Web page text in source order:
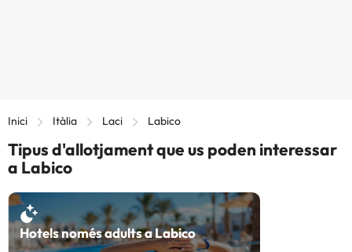
Inici Itàlia Laci Labico
Tipus d'allotjament que us poden interessar
a Labico
Hotels només adults a Labico